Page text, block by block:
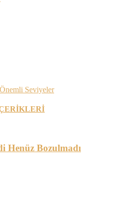
Seviyeler
Henüz Bozulmadı